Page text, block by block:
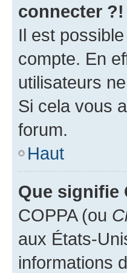
connecter ?!
Il est
compte. En
utilisateurs
Si cela vous
forum.
Haut
Que signifie
COPPA (ou
aux États-
informations